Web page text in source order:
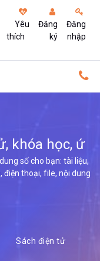
Yêu
thích
Đăng
ký
Đăng
nhập
khóa học,
số cho bạn: tài liệu,
Sách điện tử